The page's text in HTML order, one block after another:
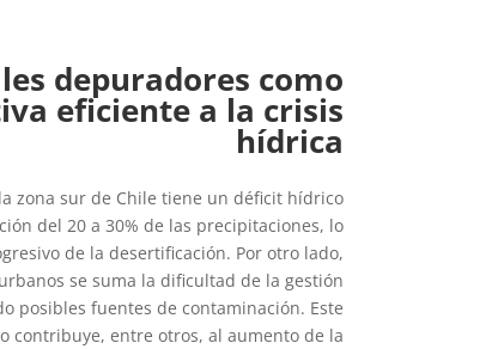
depuradores como
eficiente a la crisis
hídrica
zona sur de Chile tiene un déficit hídrico
del 20 a 30% de las precipitaciones, lo
de la desertificación. Por otro lado,
se suma la dificultad de la gestión
posibles fuentes de contaminación. Este
contribuye, entre otros, al aumento de la